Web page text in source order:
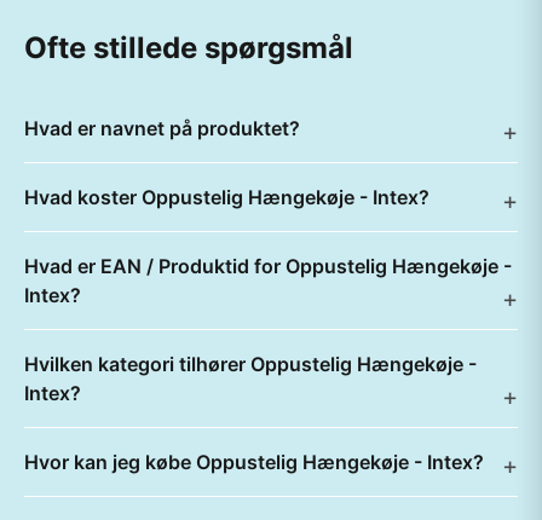
Ofte stillede spørgsmål
Hvad er navnet på produktet?
Hvad koster Oppustelig Hængekøje - Intex?
Hvad er EAN / Produktid for Oppustelig Hængekøje -
Intex?
Hvilken kategori tilhører Oppustelig Hængekøje -
Intex?
Hvor kan jeg købe Oppustelig Hængekøje - Intex?